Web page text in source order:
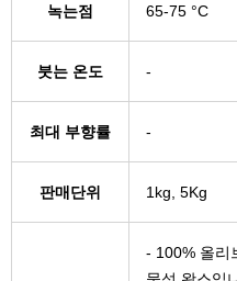
녹는점 65-75 °C
붓는 온도 -
최대 부향률 -
판매단위 1kg, 5Kg
- 100% 올리